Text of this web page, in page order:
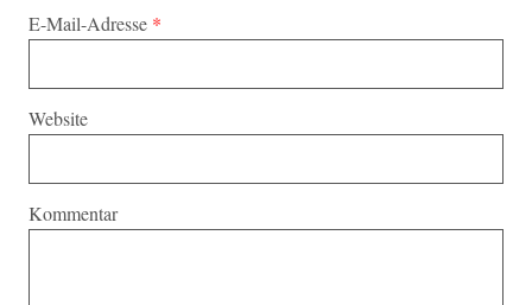
E-Mail-Adresse *
Website
Kommentar